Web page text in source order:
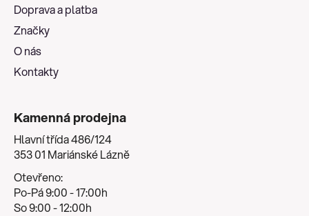
Doprava a platba
Značky
O nás
Kontakty
Kamenná prodejna
Hlavní třída 486/124
353 01 Mariánské Lázně
Otevřeno:
Po-Pá 9:00 - 17:00h
So 9:00 - 12:00h